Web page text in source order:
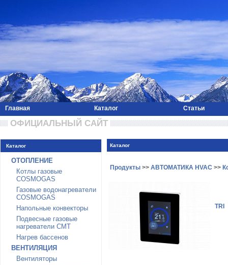
Главная Каталог Статьи
ОФИЦИАЛЬНЫЙ САЙТ
Каталог
ОТОПЛЕНИЕ
Котлы газовые
COSMOGAS
Газовые водонагреватели
COSMOGAS
Напольные конвекторы
Подвесные газовые
нагреватели CMT
Нагрев бассенов
ВЕНТИЛЯЦИЯ
Вентиляторы
Каталог
Продукты >> АВТОМАТИКА HVAC >>
TRI